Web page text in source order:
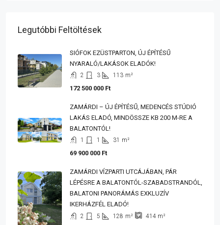
Legutóbbi Feltöltések
SIÓFOK EZÜSTPARTON, ÚJ ÉPÍTÉSŰ
NYARALÓ/LAKÁSOK ELADÓK!
2 3 113 m²
172 500 000 Ft
ZAMÁRDI – ÚJ ÉPÍTÉSŰ, MEDENCÉS STÚDIÓ
LAKÁS ELADÓ, MINDÖSSZE KB 200 M-RE A
BALATONTÓL!
1 1 31 m²
69 900 000 Ft
ZAMÁRDI VÍZPARTI UTCÁJÁBAN, PÁR
LÉPÉSRE A BALATONTÓL-SZABADSTRANDÓL,
BALATONI PANORÁMÁS EXKLUZÍV
IKERHÁZFÉL ELADÓ!
2 5 128 m² 414 m²